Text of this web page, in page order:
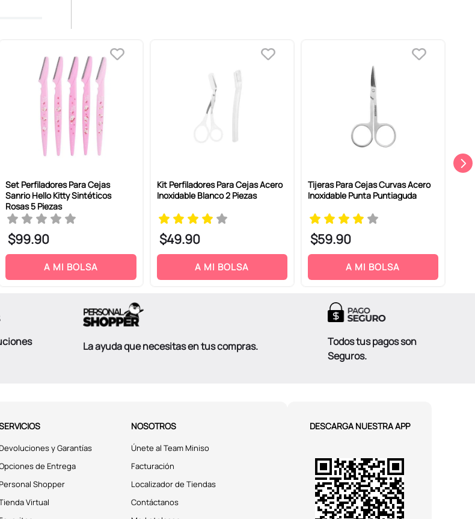
Set Perfiladores Para Cejas
Sanrio Hello Kitty Sintéticos
Rosas 5 Piezas
$99.90
A MI BOLSA
Kit Perfiladores Para Cejas Acero
Inoxidable Blanco 2 Piezas
$49.90
A MI BOLSA
Tijeras Para Cejas Curvas Acero
Inoxidable Punta Puntiaguda
$59.90
A MI BOLSA
La ayuda que necesitas en tus compras.
Todos tus pagos son
Seguros.
Devoluciones y Garantías
de Entrega
Personal Shopper
Virtual
NOSOTROS
Únete al Team Miniso
Facturación
Localizador de Tiendas
Contáctanos
DESCARGA NUESTRA APP